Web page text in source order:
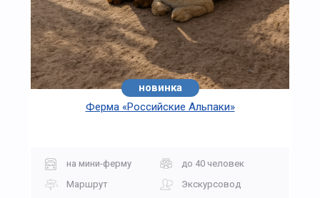
новинка
Ферма «Российские Альпаки»
на мини-ферму
до 40 человек
Маршрут
Экскурсовод